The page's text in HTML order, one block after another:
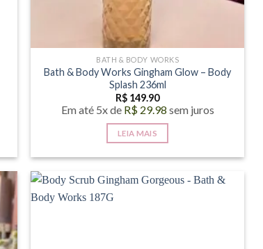
BATH & BODY WORKS
Bath & Body Works Gingham Glow – Body
Splash 236ml
R$ 149.90
Em até 5x de R$29.98 sem juros
LEIA MAIS